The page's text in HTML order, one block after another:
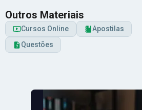
Outros Materiais
Cursos Online
Apostilas
Questões